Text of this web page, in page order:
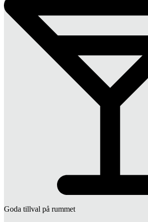
Goda tillval på rummet